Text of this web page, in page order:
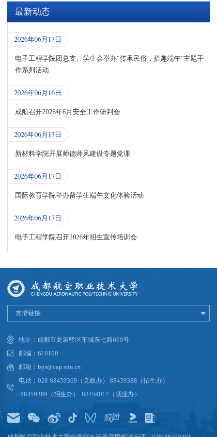
最新动态
2026年06月17日
电子工程学院团总支、学生会举办“传承民俗，拾趣端午”主题手
作系列活动
2026年06月16日
成航召开2026年6月安全工作研判会
2026年06月17日
新材料学院开展师德师风建设专题党课
2026年06月17日
国际教育学院举办留学生端午文化体验活动
2026年06月17日
电子工程学院召开2026年招生宣传培训会
友情链接
地址：成都市龙泉驿区车城东七路699号
邮编：610100
邮箱：bgs@cap.edu.cn
电话：028-88459369（党政办） 88459388（招生办）
88459389（招生办） 88459017（就业办）